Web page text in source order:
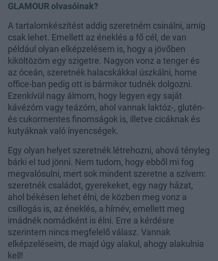
GLAMOUR olvasóinak?
A tartalomkészítést addig szeretném csinálni, amíg
csak lehet. Emellett az éneklés a fő cél, de van
például olyan elképzelésem is, hogy a jövőben
kiköltözöm egy szigetre. Nagyon vonz a tenger és
az óceán, szeretnék halacskákkal úszkálni, home
office-ban pedig ott is bármikor tudnék dolgozni.
Ezenkívül nagy álmom, hogy legyen egy saját
kávézóm vagy teázóm, ahol vannak laktóz-, glutén-
és cukormentes finomságok is, illetve cicáknak és
kutyáknak való ínyencségek.
Egy olyan helyet szeretnék létrehozni, ahová tényleg
bárki el tud jönni. Nem tudom, hogy ebből mi fog
megvalósulni, mert sok mindent szeretne a szívem:
szeretnék családot, gyerekeket, egy nagy házat,
ahol békésen lehet élni, de közben meg vonz a
csillogás is, az éneklés, a hírnév, emellett meg
imádnék nomádként is élni. Erre a kérdésre
szerintem nincs megfelelő válasz. Vannak
elképzeléseim, de majd úgy alakul, ahogy alakulnia
kell!